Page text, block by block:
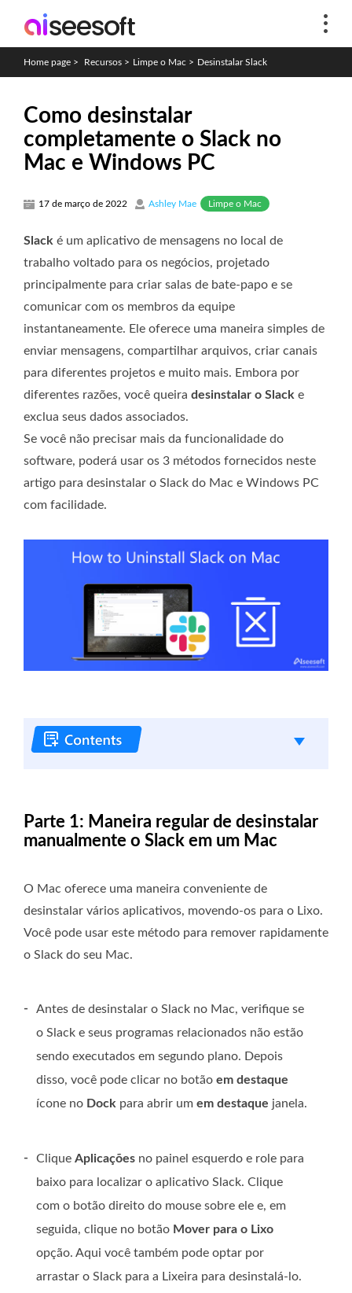
Home page > Recursos > Limpe o Mac > Desinstalar Slack
Como desinstalar
completamente o Slack no
Mac e Windows PC
17 de março de 2022 Ashley Mae Limpe o Mac
Slack é um aplicativo de mensagens no local de
trabalho voltado para os negócios, projetado
principalmente para criar salas de bate-papo e se
comunicar com os membros da equipe
instantaneamente. Ele oferece uma maneira simples de
enviar mensagens, compartilhar arquivos, criar canais
para diferentes projetos e muito mais. Embora por
diferentes razões, você queira desinstalar o Slack e
exclua seus dados associados.
Se você não precisar mais da funcionalidade do
software, poderá usar os 3 métodos fornecidos neste
artigo para desinstalar o Slack do Mac e Windows PC
com facilidade.
Parte 1: Maneira regular de desinstalar
manualmente o Slack em um Mac
O Mac oferece uma maneira conveniente de
desinstalar vários aplicativos, movendo-os para o Lixo.
Você pode usar este método para remover rapidamente
o Slack do seu Mac.
-
Antes de desinstalar o Slack no Mac, verifique se
o Slack e seus programas relacionados não estão
sendo executados em segundo plano. Depois
disso, você pode clicar no botão em destaque
ícone no Dock para abrir um em destaque janela.
- Clique Aplicações no painel esquerdo e role para
baixo para localizar o aplicativo Slack. Clique
com o botão direito do mouse sobre ele e, em
seguida, clique no botão Mover para o Lixo
opção. Aqui você também pode optar por
arrastar o Slack para a Lixeira para desinstalá-lo.